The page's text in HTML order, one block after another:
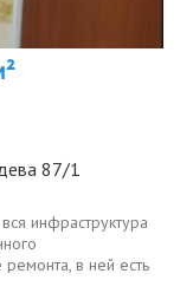
87/1
инфраструктура
ремонта, в ней есть